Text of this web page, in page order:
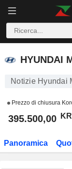
HYUNDAI
Notizie Hyundai
Prezzo di chiusura
395.500,00
Panoramica